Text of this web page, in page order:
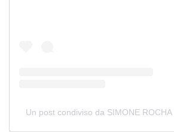
Un post condiviso da SIMONE